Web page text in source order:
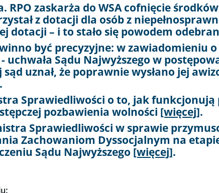
RPO zaskarża do WSA cofnięcie
z dotacji dla osób z
dotacji – i to stało się powodem
być precyzyjne: w zawiadomieniu
Sądu Najwyższego w
uznał, że poprawnie wysłano jej
.
Sprawiedliwości o to, jak
pozbawienia wolności [więcej].
Sprawiedliwości w sprawie
Zachowaniom Dyssocjalnym na
Sądu Najwyższego [więcej].